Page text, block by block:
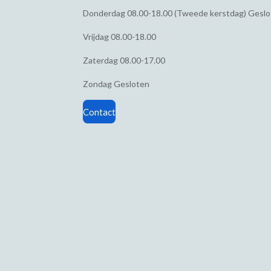
Donderdag08.00-18.00 (Tweede kerstdag)
Vrijdag08.00-18.00
Zaterdag08.00-17.00
ZondagGesloten
Contact